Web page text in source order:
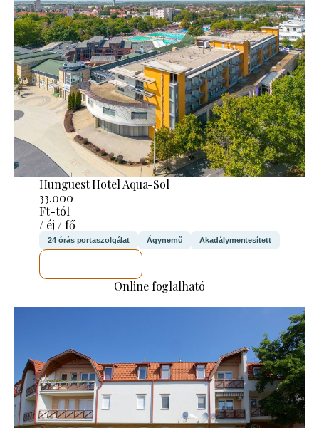
Hunguest Hotel Aqua-Sol
33.000
Ft-tól
/ éj / fő
24 órás portaszolgálat Ágynemű Akadálymentesített
Online foglalható